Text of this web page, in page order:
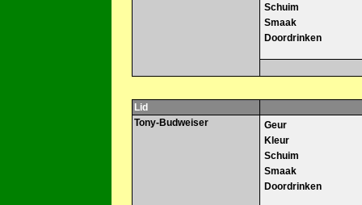
Schuim
Smaak
Doordrinken
Lid
Tony-Budweiser
Geur
Kleur
Schuim
Smaak
Doordrinken